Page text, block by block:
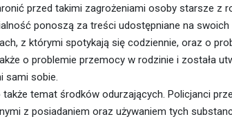
przed takimi zagrożeniami osoby starsze z
ponoszą za treści udostępniane na
z którymi spotykają się codziennie, oraz o
o problemie przemocy w rodzinie i została
sami sobie.
temat środków odurzających. Policjanci
z posiadaniem oraz używaniem tych